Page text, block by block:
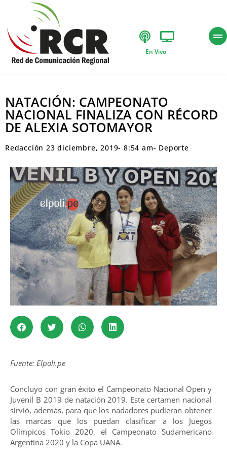
En Vivo
NATACIÓN: CAMPEONATO
NACIONAL FINALIZA CON RÉCORD
DE ALEXIA SOTOMAYOR
Redacción 23 diciembre, 2019- 8:54 am- Deporte
Fuente: Elpoli.pe
Concluyo con gran éxito el Campeonato Nacional Open y
Juvenil B 2019 de natación 2019. Este certamen nacional
sirvió, además, para que los nadadores pudieran obtener
las marcas que los puedan clasificar a los Juegos
Olímpicos Tokio 2020, el Campeonato Sudamericano
Argentina 2020 y la Copa UANA.